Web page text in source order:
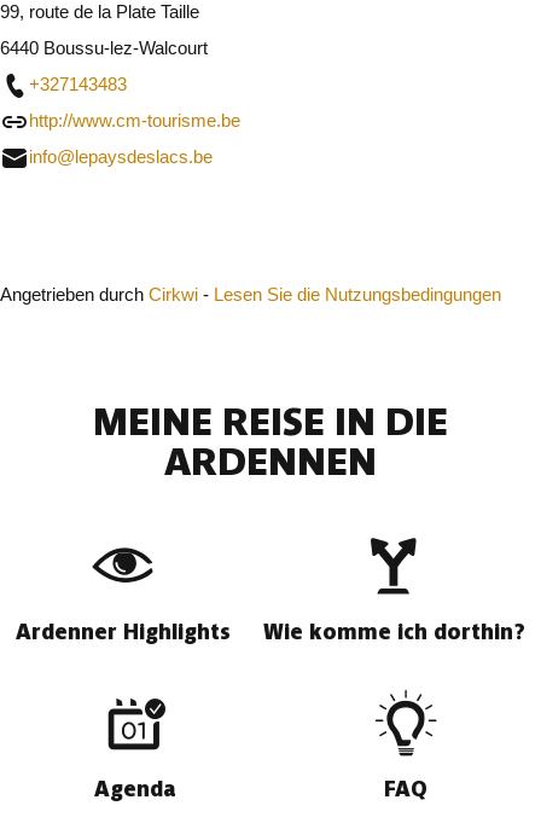
99, route de la Plate Taille
6440 Boussu-lez-Walcourt
+327143483
http://www.cm-tourisme.be
info@lepaysdeslacs.be
Angetrieben durch Cirkwi - Lesen Sie die Nutzungsbedingungen
MEINE REISE IN DIE
ARDENNEN
Ardenner Highlights Wie komme ich dorthin?
Agenda FAQ